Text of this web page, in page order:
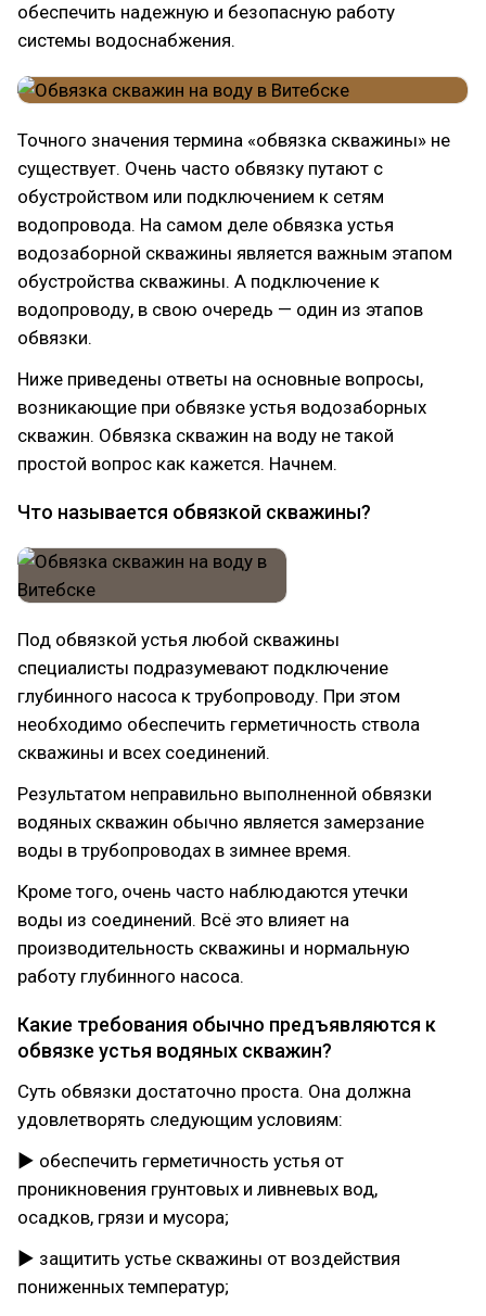
обеспечить надежную и безопасную работу
системы водоснабжения.
Точного значения термина «обвязка скважины» не
существует. Очень часто обвязку путают с
обустройством или подключением к сетям
водопровода. На самом деле обвязка устья
водозаборной скважины является важным этапом
обустройства скважины. А подключение к
водопроводу, в свою очередь — один из этапов
обвязки.
Ниже приведены ответы на основные вопросы,
возникающие при обвязке устья водозаборных
скважин. Обвязка скважин на воду не такой
простой вопрос как кажется. Начнем.
Что называется обвязкой скважины?
Под обвязкой устья любой скважины
специалисты подразумевают подключение
глубинного насоса к трубопроводу. При этом
необходимо обеспечить герметичность ствола
скважины и всех соединений.
Результатом неправильно выполненной обвязки
водяных скважин обычно является замерзание
воды в трубопроводах в зимнее время.
Кроме того, очень часто наблюдаются утечки
воды из соединений. Всё это влияет на
производительность скважины и нормальную
работу глубинного насоса.
Какие требования обычно предъявляются к
обвязке устья водяных скважин?
Суть обвязки достаточно проста. Она должна
удовлетворять следующим условиям:
► обеспечить герметичность устья от
проникновения грунтовых и ливневых вод,
осадков, грязи и мусора;
► защитить устье скважины от воздействия
пониженных температур;